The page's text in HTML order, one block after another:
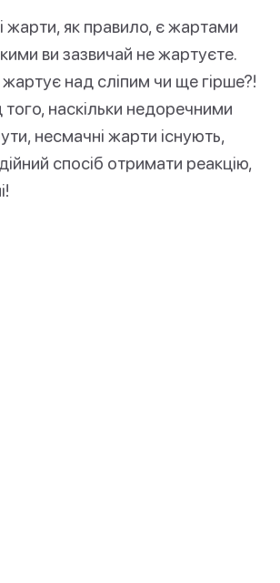
жарти, як правило, є жартами
ви зазвичай не жартуєте.
над сліпим чи ще гірше?!
наскільки недоречними
несмачні жарти існують,
спосіб отримати реакцію,